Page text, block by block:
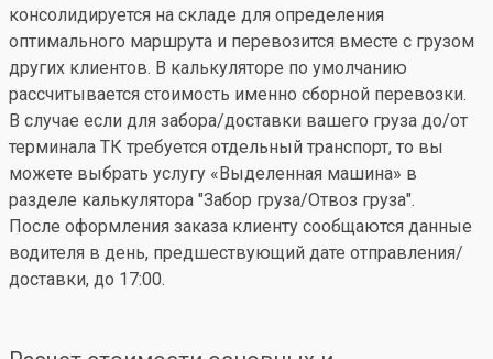
консолидируется на складе для определения
оптимального маршрута и перевозится вместе с грузом
других клиентов. В калькуляторе по умолчанию
рассчитывается стоимость именно сборной перевозки.
В случае если для забора/доставки вашего груза до/от
терминала ТК требуется отдельный транспорт, то вы
можете выбрать услугу «Выделенная машина» в
разделе калькулятора "Забор груза/Отвоз груза".
После оформления заказа клиенту сообщаются данные
водителя в день, предшествующий дате отправления/
доставки, до 17:00.